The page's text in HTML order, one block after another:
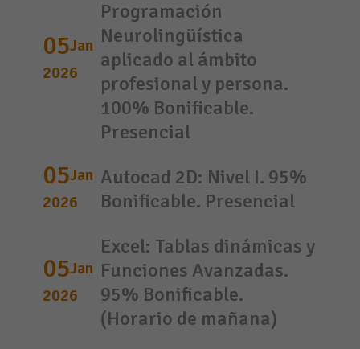
05Jan
2026
Programación
Neurolingüística
aplicado al ámbito
profesional y persona.
100% Bonificable.
Presencial
05Jan
2026
Autocad 2D: Nivel I. 95%
Bonificable. Presencial
05Jan
2026
Excel: Tablas dinámicas y
Funciones Avanzadas.
95% Bonificable.
(Horario de mañana)